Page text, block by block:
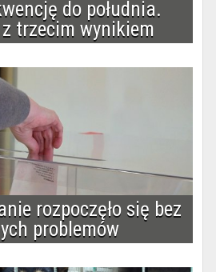
do południa.
trzecim wynikiem
rozpoczęło się bez
problemów